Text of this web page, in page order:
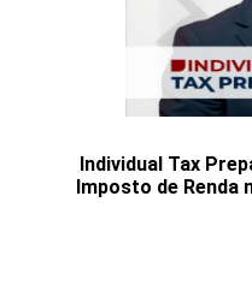
Individual Tax
Imposto de Renda